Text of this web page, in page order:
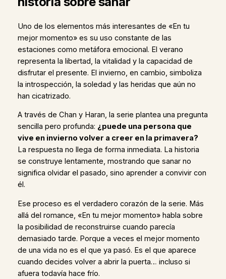
Uno de los elementos más interesantes de «En tu
mejor momento» es su uso constante de las
estaciones como metáfora emocional. El verano
representa la libertad, la vitalidad y la capacidad de
disfrutar el presente. El invierno, en cambio, simboliza
la introspección, la soledad y las heridas que aún no
han cicatrizado.
A través de Chan y Haran, la serie plantea una pregunta
sencilla pero profunda: ¿puede una persona que
vive en invierno volver a creer en la primavera?
La respuesta no llega de forma inmediata. La historia
se construye lentamente, mostrando que sanar no
significa olvidar el pasado, sino aprender a convivir con
él.
Ese proceso es el verdadero corazón de la serie. Más
allá del romance, «En tu mejor momento» habla sobre
la posibilidad de reconstruirse cuando parecía
demasiado tarde. Porque a veces el mejor momento
de una vida no es el que ya pasó. Es el que aparece
cuando decides volver a abrir la puerta… incluso si
afuera todavía hace frío.